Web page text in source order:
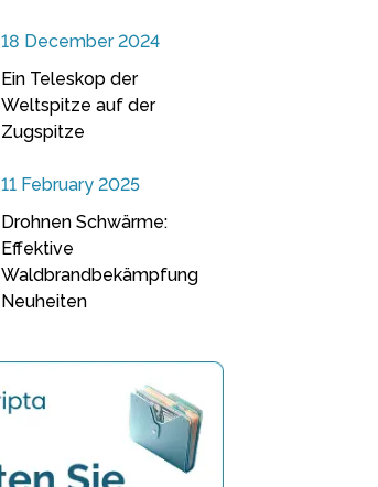
18 December 2024
Ein Teleskop der
Weltspitze auf der
Zugspitze
11 February 2025
Drohnen Schwärme:
Effektive
Waldbrandbekämpfung
Neuheiten